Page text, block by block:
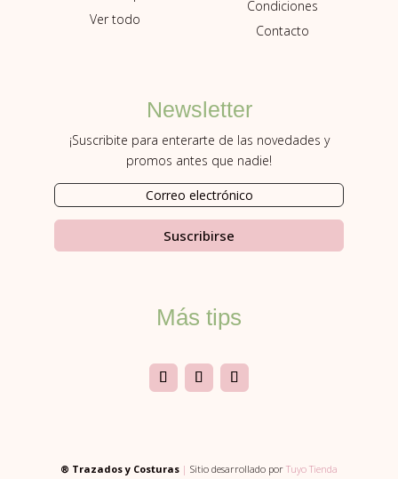
Ver todo
Condiciones
Contacto
Newsletter
¡Suscribite para enterarte de las novedades y
promos antes que nadie!
Suscribirse
Más tips
® Trazados y Costuras | Sitio desarrollado por Tuyo Tienda